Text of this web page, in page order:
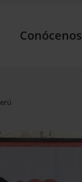
Conócenos